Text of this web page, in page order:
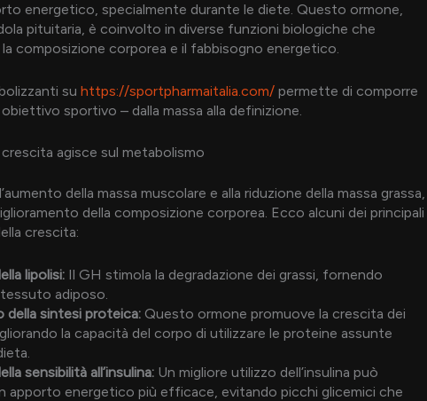
energetico, specialmente durante le diete. Questo ormone,
pituitaria, è coinvolto in diverse funzioni biologiche che
composizione corporea e il fabbisogno energetico.
su https://sportpharmaitalia.com/ permette di comporre
sportivo – dalla massa alla definizione.
crescita agisce sul metabolismo
della massa muscolare e alla riduzione della massa grassa,
della composizione corporea. Ecco alcuni dei principali
crescita:
lipolisi: Il GH stimola la degradazione dei grassi, fornendo
adiposo.
della sintesi proteica: Questo ormone promuove la crescita dei
la capacità del corpo di utilizzare le proteine assunte
sensibilità all’insulina: Un migliore utilizzo dell’insulina può
apporto energetico più efficace, evitando picchi glicemici che